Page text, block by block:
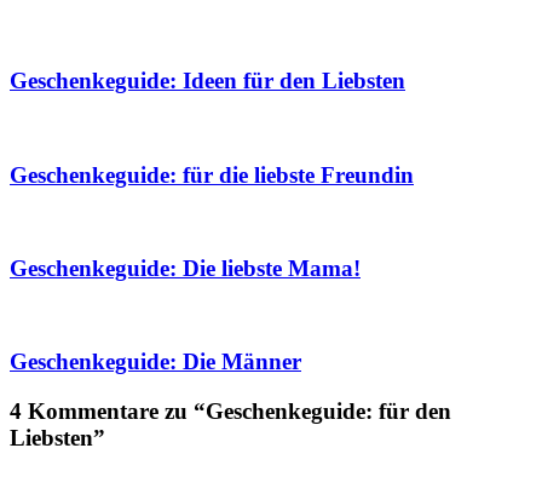
Geschenkeguide: Ideen für den Liebsten
Geschenkeguide: für die liebste Freundin
Geschenkeguide: Die liebste Mama!
Geschenkeguide: Die Männer
4 Kommentare zu “Geschenkeguide: für den
Liebsten”